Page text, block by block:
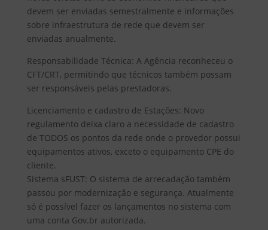
devem ser enviadas semestralmente e informações
sobre infraestrutura de rede que devem ser
enviadas anualmente.
Responsabilidade Técnica: A Agência reconheceu o
CFT/CRT, permitindo que técnicos também possam
ser responsáveis pelas prestadoras.
Licenciamento e cadastro de Estações: Novo
regulamento deixa claro a necessidade de cadastro
de TODOS os pontos da rede onde o provedor possui
equipamentos ativos, exceto o equipamento CPE do
cliente.
Sistema sFUST: O sistema de arrecadação também
passou por modernização e segurança. Atualmente
só é possível fazer os lançamentos no sistema com
uma conta Gov.br autorizada.